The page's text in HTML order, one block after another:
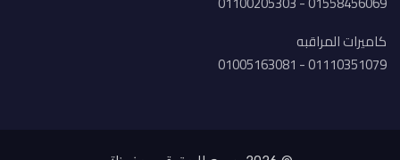
كاميرات المراقبه
01110351079 - 01005163081